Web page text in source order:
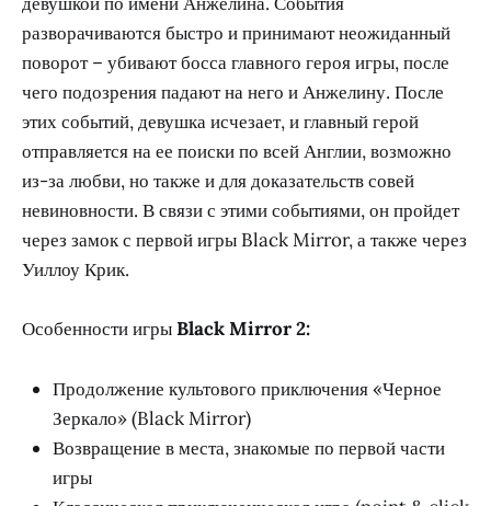
разворачиваются быстро и принимают неожиданный
поворот – убивают босса главного героя игры, после
чего подозрения падают на него и Анжелину. После
этих событий, девушка исчезает, и главный герой
отправляется на ее поиски по всей Англии, возможно
из-за любви, но также и для доказательств совей
невиновности. В связи с этими событиями, он пройдет
через замок с первой игры Black Mirror, а также через
Уиллоу Крик.
Особенности игрыBlack Mirror 2:
Продолжение культового приключения «Черное
Зеркало» (Black Mirror)
Возвращение в места, знакомые по первой части
игры